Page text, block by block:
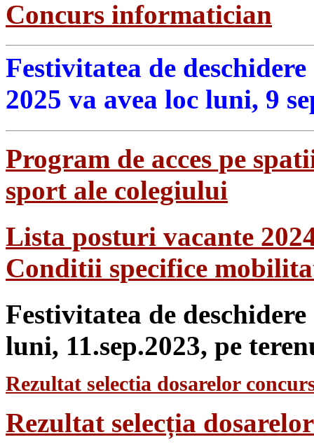
Concurs informatician
Festivitatea de
2025 va avea loc luni, 9
Program de acces pe
sport ale colegiului
Lista posturi vacante
Conditii specifice
Festivitatea de
luni, 11.sep.2023, pe
Rezultat selectia dosarelor
Rezultat selecția